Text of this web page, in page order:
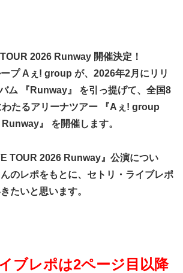
2026 Runway 開催決定！
プ Aぇ! group が、2026年2月にリリ
ム 『Runway』 を引っ提げて、全国8
たるアリーナツアー 『Aぇ! group
』 を開催します。
TOUR 2026 Runway』公演につい
のレポをもとに、セトリ・ライブレポ
たいと思います。
ブレポは2ページ目以降